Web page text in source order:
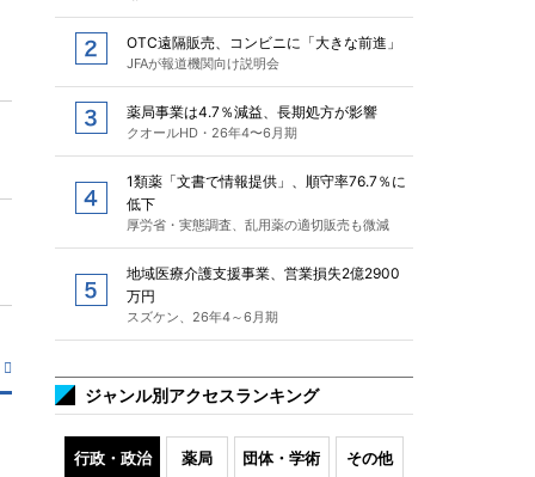
OTC遠隔販売、コンビニに「大きな前進」
JFAが報道機関向け説明会
薬局事業は4.7％減益、長期処方が影響
クオールHD・26年4〜6月期
1類薬「文書で情報提供」、順守率76.7％に
低下
厚労省・実態調査、乱用薬の適切販売も微減
地域医療介護支援事業、営業損失2億2900
万円
スズケン、26年4～6月期
ジャンル別アクセスランキング
行政・政治 薬局 団体・学術 その他